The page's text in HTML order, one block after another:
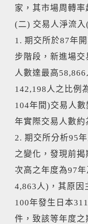
家，其市場周轉率
(二) 交易人淨流入
1. 期交所於87年
步階段，新進場
人數達最高
142,198人之比例
104年間)交易人
年實際交易人數約
2. 期交所分析95
之變化，發現前
次高之年度為97
4,863人)，其原因
100年發生日本
件，致該等年度